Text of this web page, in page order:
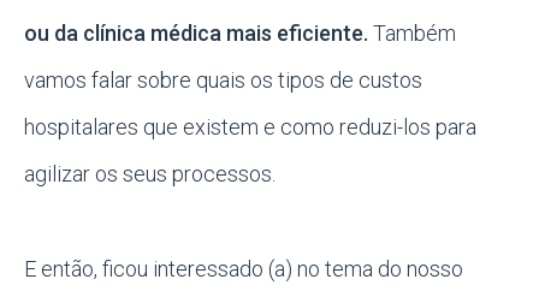
ou da clínica médica mais eficiente. Também
vamos falar sobre quais os tipos de custos
hospitalares que existem e como reduzi-los para
agilizar os seus processos.
E então, ficou interessado (a) no tema do nosso